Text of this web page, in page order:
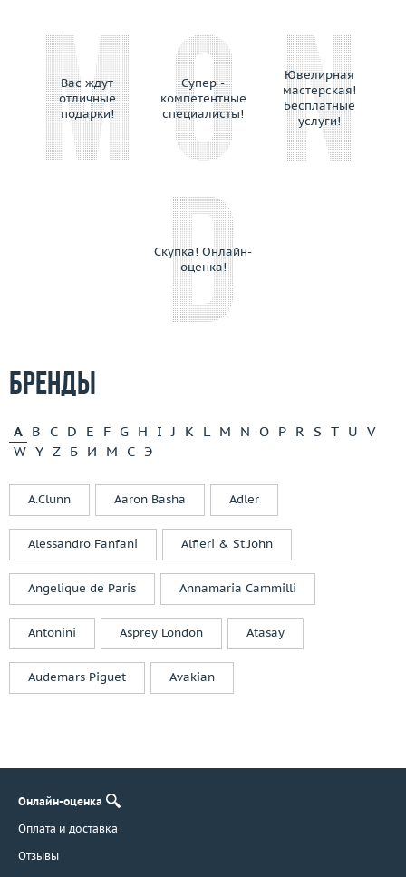
Вас ждут
отличные
подарки!
Супер -
компетентные
специалисты!
Ювелирная
мастерская!
Бесплатные
услуги!
Скупка! Онлайн-
оценка!
Бренды
A B C D E F G H I J K L M N O P R S T U V
W Y Z Б И М С Э
A.Clunn Aaron Basha Adler
Alessandro Fanfani Alfieri & St.John
Angelique de Paris Annamaria Cammilli
Antonini Asprey London Atasay
Audemars Piguet Avakian
Онлайн-оценка
Оплата и доставка
Отзывы